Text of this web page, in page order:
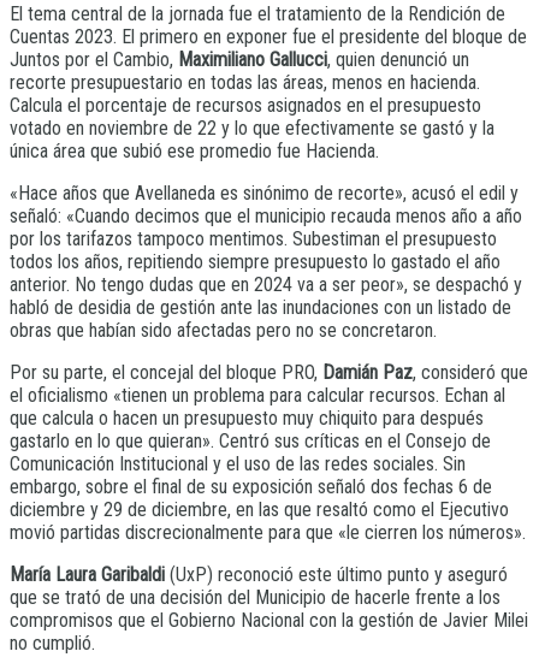
El tema central de la jornada fue el tratamiento de la Rendición de
Cuentas 2023. El primero en exponer fue el presidente del bloque de
Juntos por el Cambio, Maximiliano Gallucci, quien denunció un
recorte presupuestario en todas las áreas, menos en hacienda.
Calcula el porcentaje de recursos asignados en el presupuesto
votado en noviembre de 22 y lo que efectivamente se gastó y la
única área que subió ese promedio fue Hacienda.
«Hace años que Avellaneda es sinónimo de recorte», acusó el edil y
señaló: «Cuando decimos que el municipio recauda menos año a año
por los tarifazos tampoco mentimos. Subestiman el presupuesto
todos los años, repitiendo siempre presupuesto lo gastado el año
anterior. No tengo dudas que en 2024 va a ser peor», se despachó y
habló de desidia de gestión ante las inundaciones con un listado de
obras que habían sido afectadas pero no se concretaron.
Por su parte, el concejal del bloque PRO, Damián Paz, consideró que
el oficialismo «tienen un problema para calcular recursos. Echan al
que calcula o hacen un presupuesto muy chiquito para después
gastarlo en lo que quieran». Centró sus críticas en el Consejo de
Comunicación Institucional y el uso de las redes sociales. Sin
embargo, sobre el final de su exposición señaló dos fechas 6 de
diciembre y 29 de diciembre, en las que resaltó como el Ejecutivo
movió partidas discrecionalmente para que «le cierren los números».
María Laura Garibaldi (UxP) reconoció este último punto y aseguró
que se trató de una decisión del Municipio de hacerle frente a los
compromisos que el Gobierno Nacional con la gestión de Javier Milei
no cumplió.